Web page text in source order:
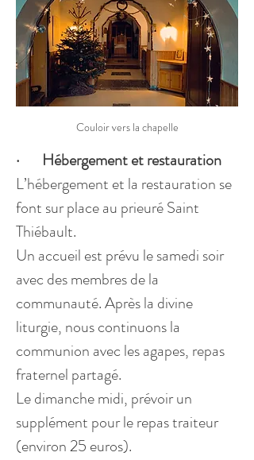
Couloir vers la chapelle
·       Hébergement et restauration
L’hébergement et la restauration se
font sur place au prieuré Saint
Thiébault.
Un accueil est prévu le samedi soir
avec des membres de la
communauté. Après la divine
liturgie, nous continuons la
communion avec les agapes, repas
fraternel partagé.
Le dimanche midi, prévoir un
supplément pour le repas traiteur
(environ 25 euros).